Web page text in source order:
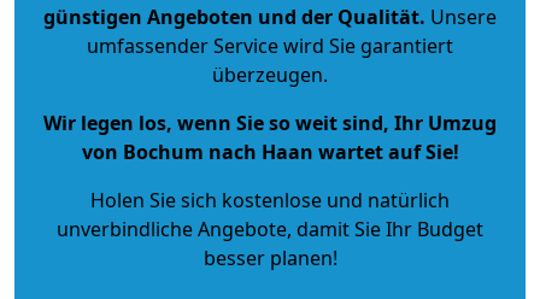
günstigen Angeboten und der Qualität. Unsere
umfassender Service wird Sie garantiert
überzeugen.
Wir legen los, wenn Sie so weit sind, Ihr Umzug
von Bochum nach Haan wartet auf Sie!
Holen Sie sich kostenlose und natürlich
unverbindliche Angebote, damit Sie Ihr Budget
besser planen!